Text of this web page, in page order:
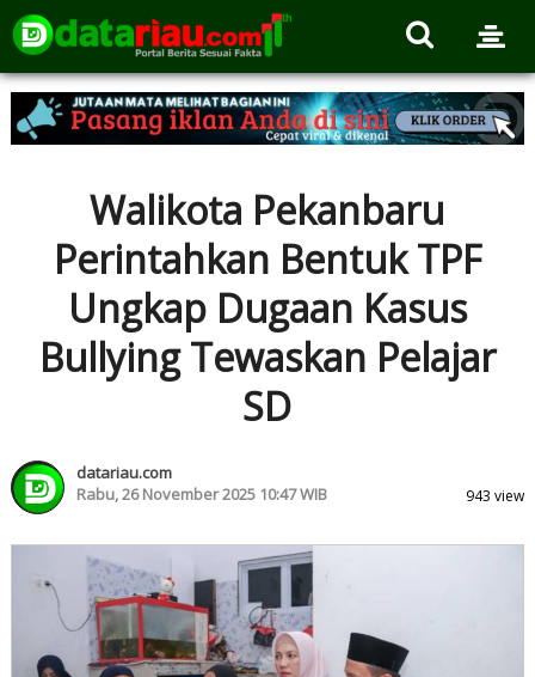
Walikota Pekanbaru
Perintahkan Bentuk TPF
Ungkap Dugaan Kasus
Bullying Tewaskan Pelajar
SD
datariau.com
Rabu, 26 November 2025 10:47 WIB
943 view